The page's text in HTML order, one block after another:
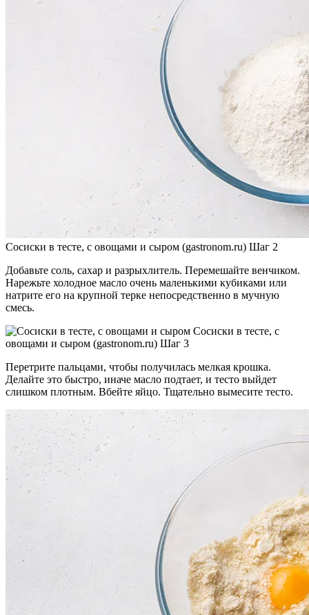
Сосиски в тесте, с овощами и сыром (gastronom.ru) Шаг 2
Добавьте соль, сахар и разрыхлитель. Перемешайте венчиком.
Нарежьте холодное масло очень маленькими кубиками или
натрите его на крупной терке непосредственно в мучную
смесь.
Сосиски в тесте, с
овощами и сыром (gastronom.ru) Шаг 3
Перетрите пальцами, чтобы получилась мелкая крошка.
Делайте это быстро, иначе масло подтает, и тесто выйдет
слишком плотным. Вбейте яйцо. Тщательно вымесите тесто.